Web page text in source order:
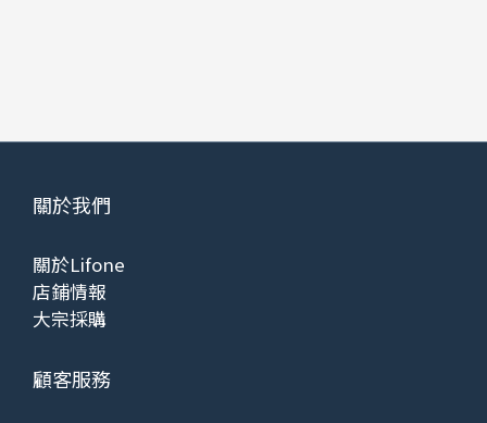
關於我們
關於Lifone
店鋪情報
大宗採購
顧客服務